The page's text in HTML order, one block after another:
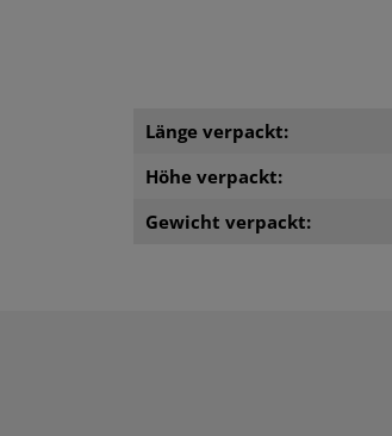
Länge verpackt:
Höhe verpackt:
Gewicht verpackt: